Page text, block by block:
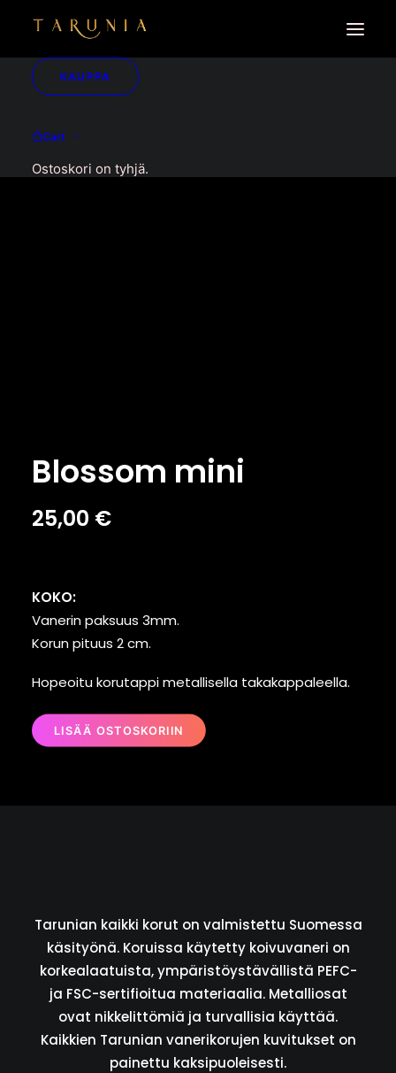
KAUPPA
Cart
Ostoskori on tyhjä.
Blossom mini
25,00 €
KOKO:
Vanerin paksuus 3mm.
Korun pituus 2 cm.
Hopeoitu korutappi metallisella takakappaleella.
LISÄÄ OSTOSKORIIN
Tarunian kaikki korut on valmistettu Suomessa
käsityönä. Koruissa käytetty koivuvaneri on
korkealaatuista, ympäristöystävällistä PEFC-
ja FSC-sertifioitua materiaalia. Metalliosat
ovat nikkelittömiä ja turvallisia käyttää.
Kaikkien Tarunian vanerikorujen kuvitukset on
painettu kaksipuoleisesti.